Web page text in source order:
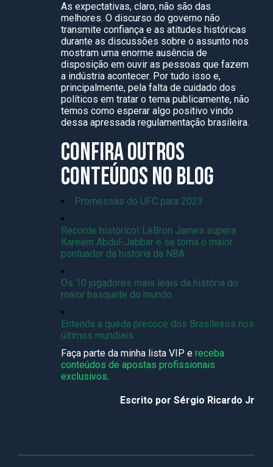
As expectativas, claro, não são das
melhores. O discurso do governo não
transmite confiança e as atitudes históricas
durante as discussões sobre o assunto nos
mostram uma enorme ausência de
disposição em ouvir as pessoas que fazem
a indústria acontecer. Por tudo isso e,
principalmente, pela falta de cuidado dos
políticos em tratar o tema publicamente, não
temos como esperar algo positivo vindo
dessa apressada regulamentação brasileira.
CONFIRA OUTROS
CONTEÚDOS NO BLOG
Promessas do UFC para 2023
Recorde histórico! LeBron James supera
Kareem Abdul-Jabbar e se torna o maior
pontuador da história da NBA
Os 10 jogadores mais leais da história do
maior basquete do mundo
Entenda a queda precoce dos Brasileiros nos
últimos mundiais
Faça parte da minha lista VIP e receba
conteúdos de apostas profissionais
exclusivos.
Escrito por Sérgio Ricardo Jr